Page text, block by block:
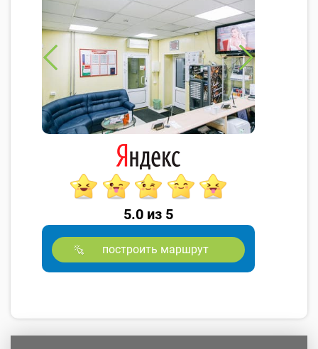
5.0 из 5
построить маршрут